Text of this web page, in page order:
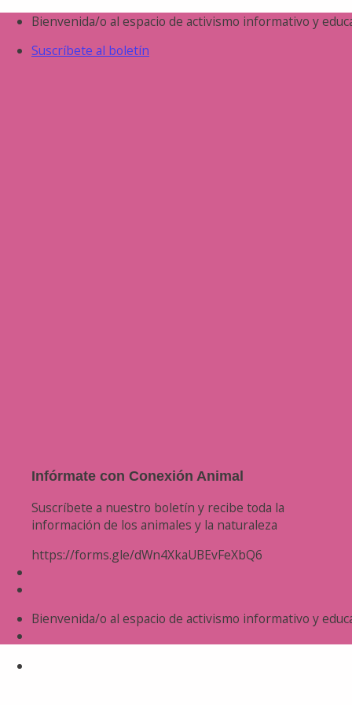
Saltar
contenido
Bienvenida/o al espacio de activismo informativo y
Suscríbete al boletín
Infórmate con Conexión Animal
Suscríbete a nuestro boletín y recibe toda la
información de los animales y la naturaleza
https://forms.gle/dWn4XkaUBEvFeXbQ6
Bienvenida/o al espacio de activismo informativo y